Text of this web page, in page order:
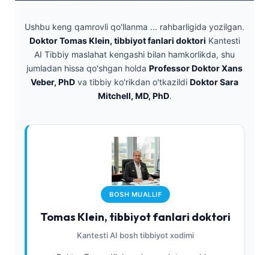
Ushbu keng qamrovli qo'llanma ... rahbarligida yozilgan.
Doktor Tomas Klein, tibbiyot fanlari doktori Kantesti
AI Tibbiy maslahat kengashi bilan hamkorlikda, shu
jumladan hissa qo'shgan holda Professor Doktor Xans
Veber, PhD va tibbiy ko'rikdan o'tkazildi Doktor Sara
Mitchell, MD, PhD.
BOSH MUALLIF
Tomas Klein, tibbiyot fanlari doktori
Kantesti AI bosh tibbiyot xodimi